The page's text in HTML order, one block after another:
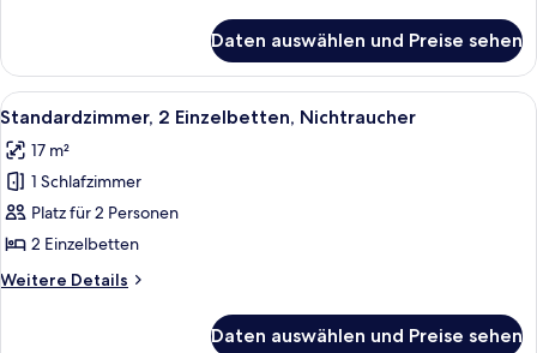
Standard
Room,
Shower
In
Room
anzeigen
Queen
Bed,
Non-
Standard
Room,
Shower
In
Room
Daten auswählen und Preise sehen
Alle
Fotos
für
Standardzimmer,
2 Einzelbetten,
Nichtraucher
anzeigen
Ein Hotelzimmer mit einem Bett,
8
Standardzimmer, 2 Einzelbetten, Nichtraucher
17 m²
1 Schlafzimmer
Platz für 2 Personen
2 Einzelbetten
Weitere Details
Weitere
Daten auswählen und Preise sehen